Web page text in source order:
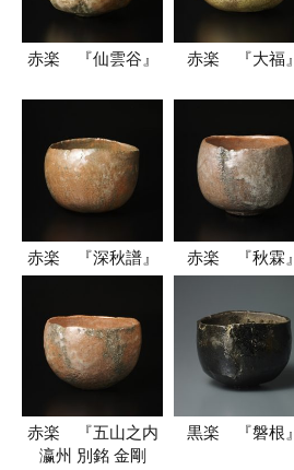
赤楽 『仙雲谷』 赤楽 『大福』
赤楽 『深秋譜』 赤楽 『秋霖』
赤楽 『五山之内
瀛州 別銘 金剛
黒楽 『磐根』